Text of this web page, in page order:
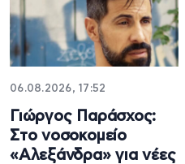
06.08.2026, 17:52
Γιώργος Παράσχος:
Στο νοσοκομείο
«Αλεξάνδρα» για νέες